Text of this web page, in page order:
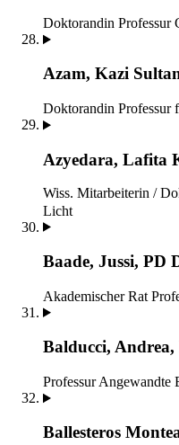
Doktorandin Professur
Azam, Kazi
Doktorandin Professur
Azyedara, Lafita
Wiss. Mitarbeiterin /
Licht
Baade, Jussi, PD
Akademischer Rat
Balducci,
Professur Angewandte
Ballesteros